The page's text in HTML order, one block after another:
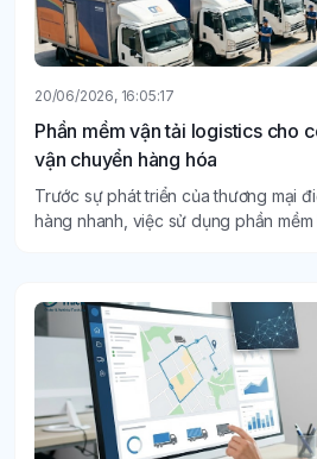
20/06/2026, 16:05:17
Phần mềm vận tải logistics cho
vận chuyển hàng hóa
Trước sự phát triển của thương mại
hàng nhanh, việc sử dụng phần